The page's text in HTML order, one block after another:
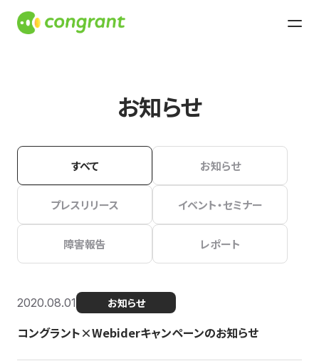
お知らせ
すべて お知らせ
プレスリリース イベント・セミナー
障害報告 レポート
2020.08.01 お知らせ
コングラント×Webiderキャンペーンのお知らせ